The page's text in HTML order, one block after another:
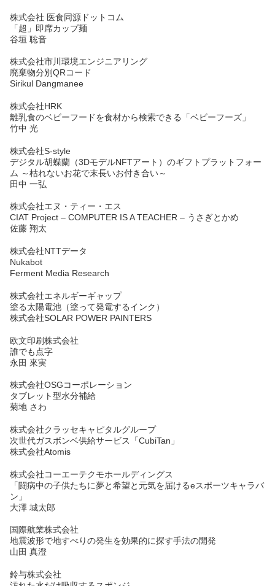
株式会社 医食同源ドットコム
「超」即席カップ麺
谷垣 聡音
株式会社市川環境エンジニアリング
廃棄物分別QRコード
Sirikul Dangmanee
株式会社HRK
離乳食のベビーフードを食材から検索できる「ベビーフーズ」
竹中 光
株式会社S-style
デジタル胡蝶蘭（3DモデルNFTアート）のギフトプラットフォー
ム ～枯れないお花で末長いお付き合い～
田中 一弘
株式会社エヌ・ティー・エス
CIAT Project – COMPUTER IS A TEACHER – うさぎとかめ
佐藤 翔太
株式会社NTTデータ
Nukabot
Ferment Media Research
株式会社エネルギーギャップ
塗る太陽電池（塗って発電するインク）
株式会社SOLAR POWER PAINTERS
欧文印刷株式会社
誰でも点字
永田 來実
株式会社OSGコーポレーション
タブレット型水分補給
菊地 さわ
株式会社クラッセキャピタルグループ
次世代ガスボンベ供給サービス「CubiTan」
株式会社Atomis
株式会社コーエーテクモホールディングス
「闘病中の子供たちに夢と希望と元気を届けるeスポーツキャラバ
ン」
大澤 城太郎
国際航業株式会社
地震波形で地すべりの発生を効果的に探す手法の開発
山田 真澄
鈴与株式会社